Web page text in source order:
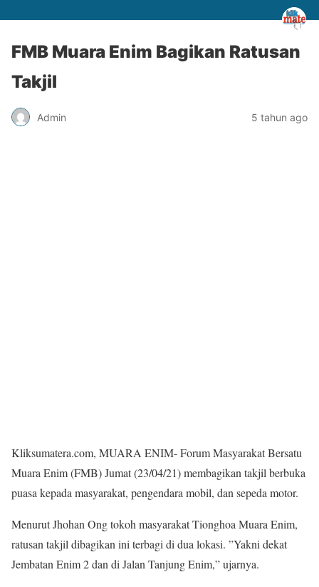
FMB Muara Enim Bagikan Ratusan
Takjil
Admin 5 tahun ago
Kliksumatera.com, MUARA ENIM- Forum Masyarakat Bersatu
Muara Enim (FMB) Jumat (23/04/21) membagikan takjil berbuka
puasa kepada masyarakat, pengendara mobil, dan sepeda motor.
Menurut Jhohan Ong tokoh masyarakat Tionghoa Muara Enim,
ratusan takjil dibagikan ini terbagi di dua lokasi. ”Yakni dekat
Jembatan Enim 2 dan di Jalan Tanjung Enim,” ujarnya.